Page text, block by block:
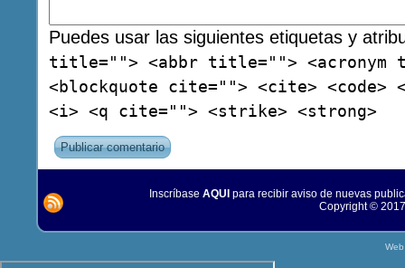
Puedes usar las siguientes etiquetas y
title=""> <abbr title=""> <acronym
<blockquote cite=""> <cite> <code>
<i> <q cite=""> <strike> <strong>
Inscríbase AQUI para recibir aviso de nuevas
Copyright ©